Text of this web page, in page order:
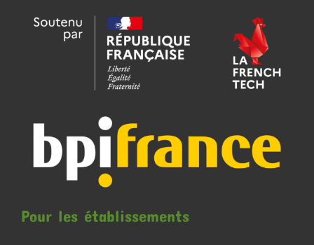
Pour les établissements